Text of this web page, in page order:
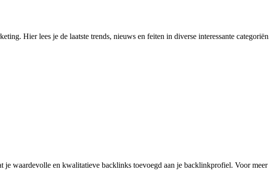
Hier lees je de laatste trends, nieuws en feiten in diverse interessante
waardevolle en kwalitatieve backlinks toevoegd aan je backlinkprofiel. Voor